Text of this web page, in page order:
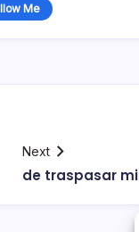
Me
Next
de traspasar